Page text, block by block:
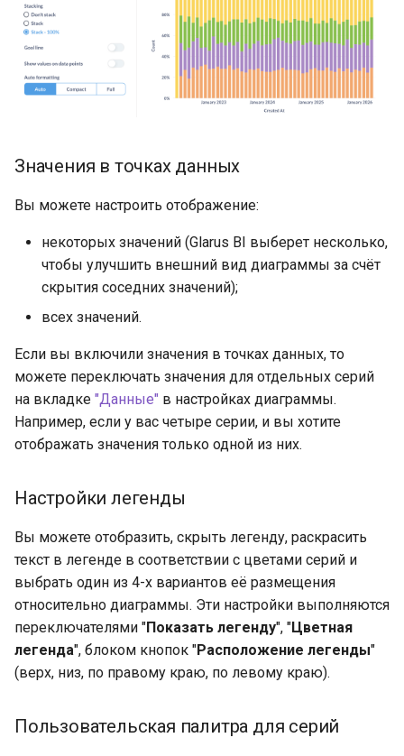
Значения в точках данных
Вы можете настроить отображение:
некоторых значений (Glarus BI выберет несколько,
чтобы улучшить внешний вид диаграммы за счёт
скрытия соседних значений);
всех значений.
Если вы включили значения в точках данных, то
можете переключать значения для отдельных серий
на вкладке "Данные" в настройках диаграммы.
Например, если у вас четыре серии, и вы хотите
отображать значения только одной из них.
Настройки легенды
Вы можете отобразить, скрыть легенду, раскрасить
текст в легенде в соответствии с цветами серий и
выбрать один из 4-х вариантов её размещения
относительно диаграммы. Эти настройки выполняются
переключателями "Показать легенду", "Цветная
легенда", блоком кнопок "Расположение легенды"
(верх, низ, по правому краю, по левому краю).
Пользовательская палитра для серий